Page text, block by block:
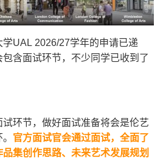
UAL 2026/27学年的申请已递
含面试环节，不少同学已收到了
环节，做好面试准备将会是伦艺
官方面试官会通过面试，全面了
集创作思路、未来艺术发展规划